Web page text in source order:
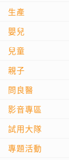
生產
嬰兒
兒童
親子
問良醫
影音專區
試用大隊
專題活動